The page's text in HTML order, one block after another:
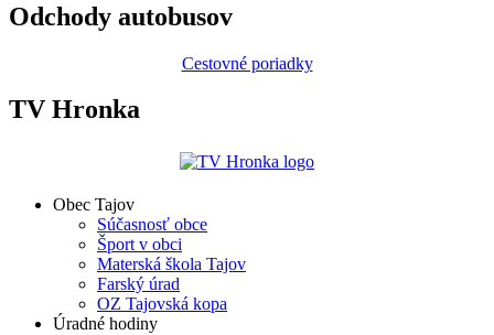
Odchody autobusov
Cestovné poriadky
TV Hronka
Obec Tajov
Súčasnosť obce
Šport v obci
Materská škola Tajov
Farský úrad
OZ Tajovská kopa
Úradné hodiny